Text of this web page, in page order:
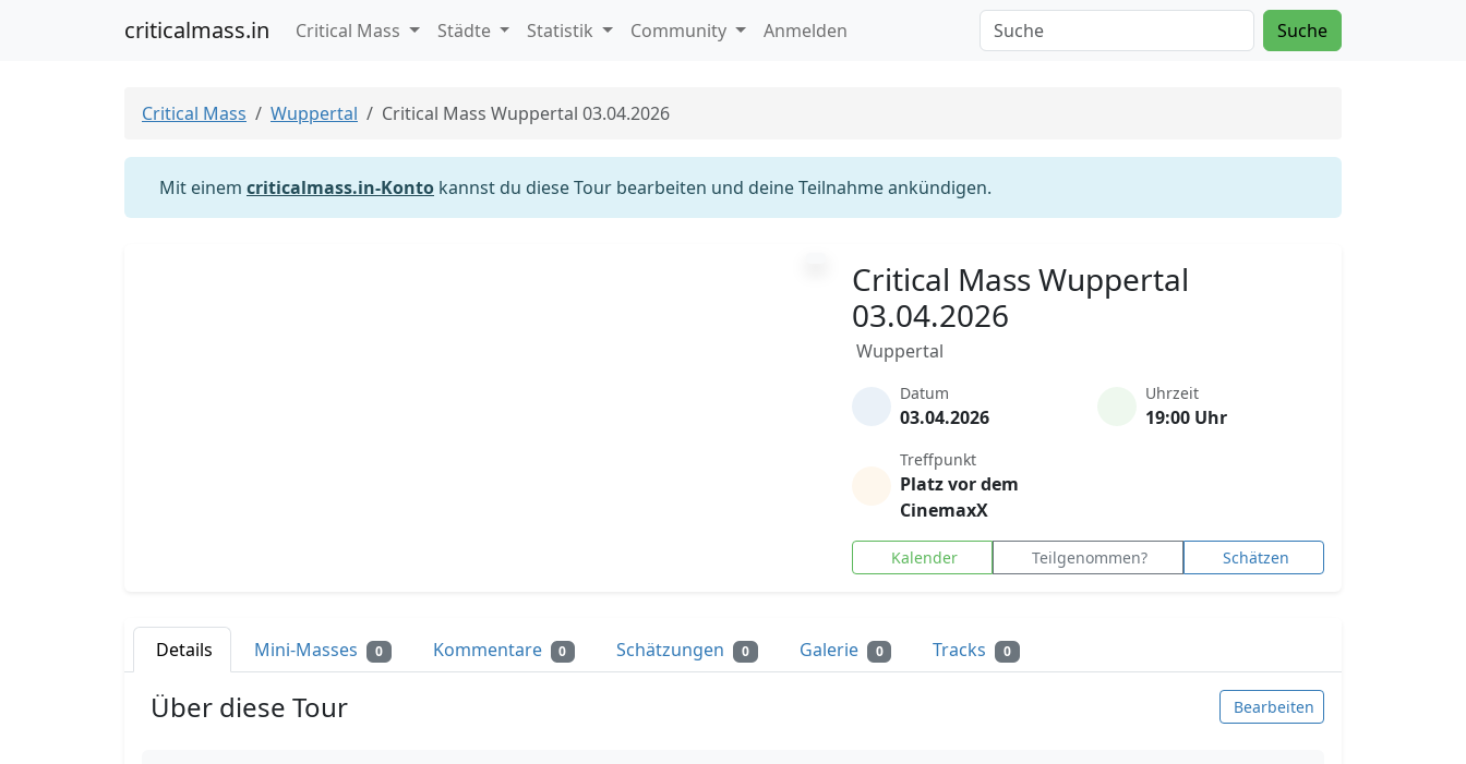
criticalmass.in Critical Mass Städte Statistik Community Anmelden Suche
Critical Mass Wuppertal Critical Mass Wuppertal 03.04.2026
Mit einem criticalmass.in-Konto kannst du diese Tour bearbeiten und deine Teilnahme ankündigen.
Critical Mass Wuppertal
03.04.2026
Wuppertal
Datum
03.04.2026
Uhrzeit
19:00 Uhr
Treffpunkt
Platz vor dem
CinemaxX
Kalender Teilgenommen? Schätzen
Details Mini-Masses 0 Kommentare 0 Schätzungen 0 Galerie 0 Tracks 0
Über diese Tour Bearbeiten